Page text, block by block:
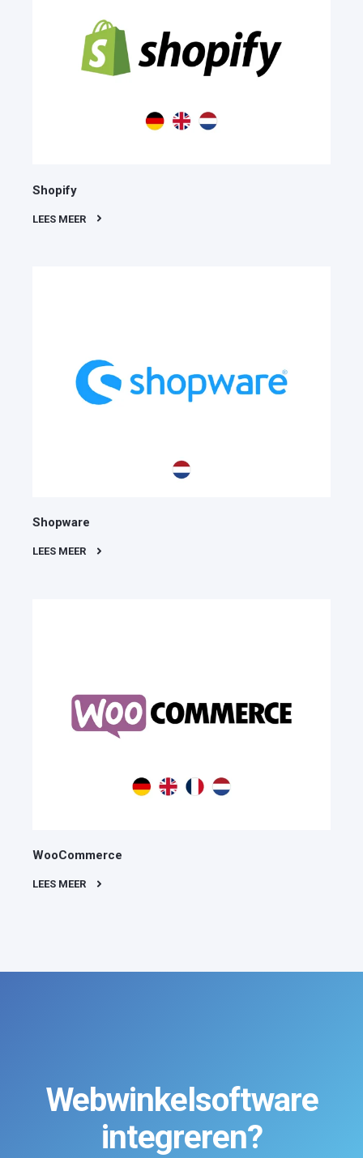
Shopify
LEES MEER
Shopware
LEES MEER
WooCommerce
LEES MEER
Webwinkelsoftware
integreren?